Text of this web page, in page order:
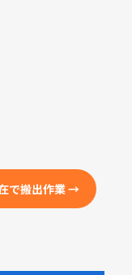
で搬出作業→